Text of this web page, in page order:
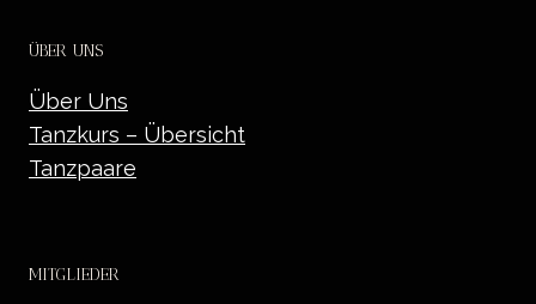
ÜBER UNS
Über Uns
Tanzkurs – Übersicht
Tanzpaare
MITGLIEDER